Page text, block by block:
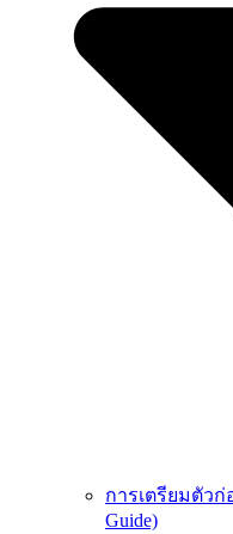
การเตรียมตัว
Guide)